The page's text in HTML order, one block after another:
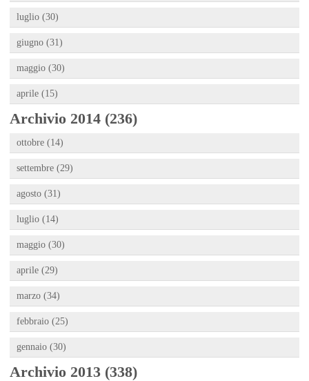
luglio (30)
giugno (31)
maggio (30)
aprile (15)
Archivio 2014 (236)
ottobre (14)
settembre (29)
agosto (31)
luglio (14)
maggio (30)
aprile (29)
marzo (34)
febbraio (25)
gennaio (30)
Archivio 2013 (338)